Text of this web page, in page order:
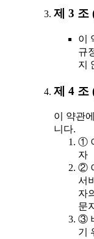
제 3 조
이
규
지
제 4 조
이 약관
니다.
①
자
②
서
자
문
③
기